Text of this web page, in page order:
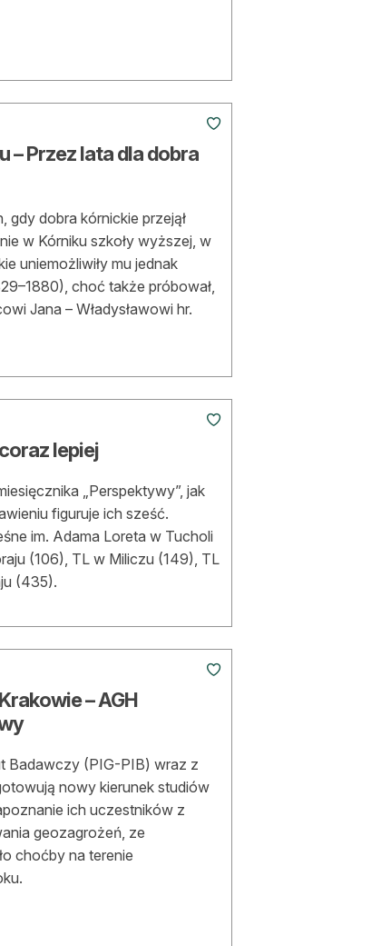
– Przez lata dla dobra
dobra kórnickie przejął
w Kórniku szkoły wyższej, w
uniemożliwiły mu jednak
choć także próbował,
Jana – Władysławowi hr.
lepiej
„Perspektywy”, jak
figuruje ich sześć.
im. Adama Loreta w Tucholi
(106), TL w Miliczu (149), TL
(435).
– AGH
Badawczy (PIG-PIB) wraz z
nowy kierunek studiów
ich uczestników z
geozagrożeń, ze
choćby na terenie